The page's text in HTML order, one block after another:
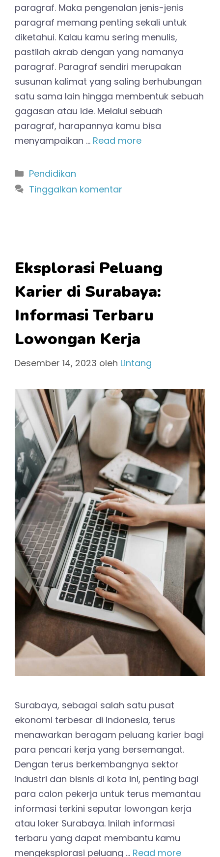
paragraf. Maka pengenalan jenis-jenis
paragraf memang penting sekali untuk
diketahui. Kalau kamu sering menulis,
pastilah akrab dengan yang namanya
paragraf. Paragraf sendiri merupakan
susunan kalimat yang saling berhubungan
satu sama lain hingga membentuk sebuah
gagasan atau ide. Melalui sebuah
paragraf, harapannya kamu bisa
menyampaikan … Read more
Kategori
Pendidikan
Tinggalkan komentar
Eksplorasi Peluang
Karier di Surabaya:
Informasi Terbaru
Lowongan Kerja
Desember 14, 2023 oleh Lintang
Surabaya, sebagai salah satu pusat
ekonomi terbesar di Indonesia, terus
menawarkan beragam peluang karier bagi
para pencari kerja yang bersemangat.
Dengan terus berkembangnya sektor
industri dan bisnis di kota ini, penting bagi
para calon pekerja untuk terus memantau
informasi terkini seputar lowongan kerja
atau loker Surabaya. Inilah informasi
terbaru yang dapat membantu kamu
mengeksplorasi peluang … Read more